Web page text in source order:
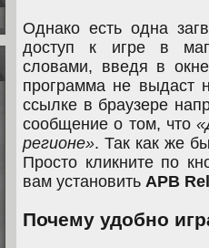
Однако есть одна
доступ к игре в
словами, введя в
программа не выдаст
ссылке в браузере
сообщение о том, что
регионе». Так как же
Просто кликните по
вам установить APB
Почему удобно